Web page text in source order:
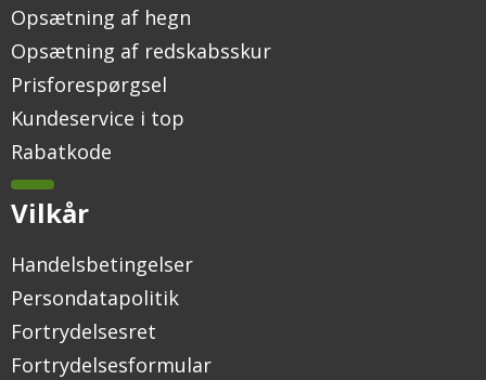
Opsætning af hegn
Opsætning af redskabsskur
Prisforespørgsel
Kundeservice i top
Rabatkode
Vilkår
Handelsbetingelser
Persondatapolitik
Fortrydelsesret
Fortrydelsesformular